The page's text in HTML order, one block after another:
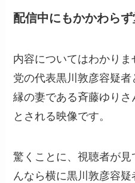
配信中にもかかわらず
内容についてはわかり
党の代表黒川敦彦容疑
縁の妻である斉藤ゆり
とされる映像です。
驚くことに、視聴者が
んなら横に黒川敦彦容